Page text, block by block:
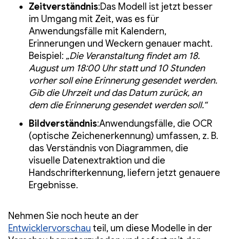
Zeitverständnis:Das Modell ist jetzt besser
im Umgang mit Zeit, was es für
Anwendungsfälle mit Kalendern,
Erinnerungen und Weckern genauer macht.
Beispiel: „Die Veranstaltung findet am 18.
August um 18:00 Uhr statt und 10 Stunden
vorher soll eine Erinnerung gesendet werden.
Gib die Uhrzeit und das Datum zurück, an
dem die Erinnerung gesendet werden soll.“
Bildverständnis:Anwendungsfälle, die OCR
(optische Zeichenerkennung) umfassen, z. B.
das Verständnis von Diagrammen, die
visuelle Datenextraktion und die
Handschrifterkennung, liefern jetzt genauere
Ergebnisse.
Nehmen Sie noch heute an der
Entwicklervorschau teil, um diese Modelle in der